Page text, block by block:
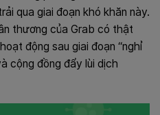
qua giai đoạn khó khăn này.
thương của Grab có thật
động sau giai đoạn “nghỉ
cộng đồng đẩy lùi dịch